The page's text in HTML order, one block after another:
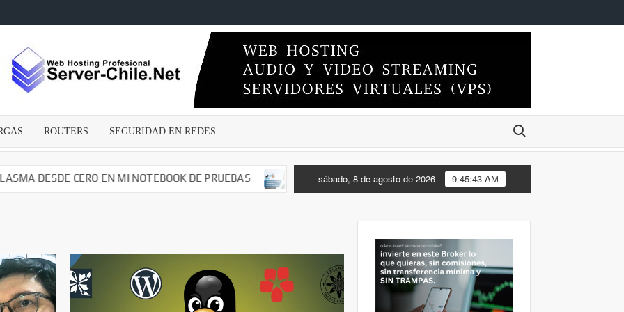
–
Dvr –
ROUTERS SEGURIDAD EN REDES Buscar:
CERO EN MI NOTEBOOK DE PRUEBAS CAMBIANDO EL ESCRITORIO DE MI FEDORA 44 DE XFCE A KDE PLASMA
sábado, 8 de agosto de 2026 9:45:43 AM